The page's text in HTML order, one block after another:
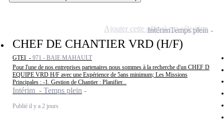
CHEF DE CHANTIER VRD (H/F)
GTEI - 971 - BAIE MAHAULT
Pour l'une de nos entreprises partenaires nous sommes à la recherche d'un CHEF D
EQUIPE VRD H/F avec une Expérience de 5ans minimum; Les Missions
Principales : -1. Gestion de Chantier : Planifier...
Intérim - Temps plein
Publié il y a 2 jours
IntérimTemps plein
Ajouter cette offre à ma sélection